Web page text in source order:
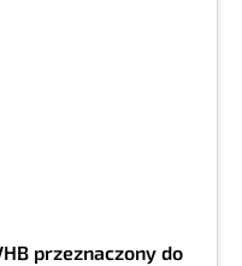
przeznaczony do